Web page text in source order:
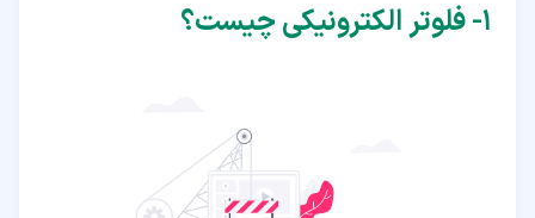
محافظت کنید۱‏- فلوتر الکترونیکی چیست؟